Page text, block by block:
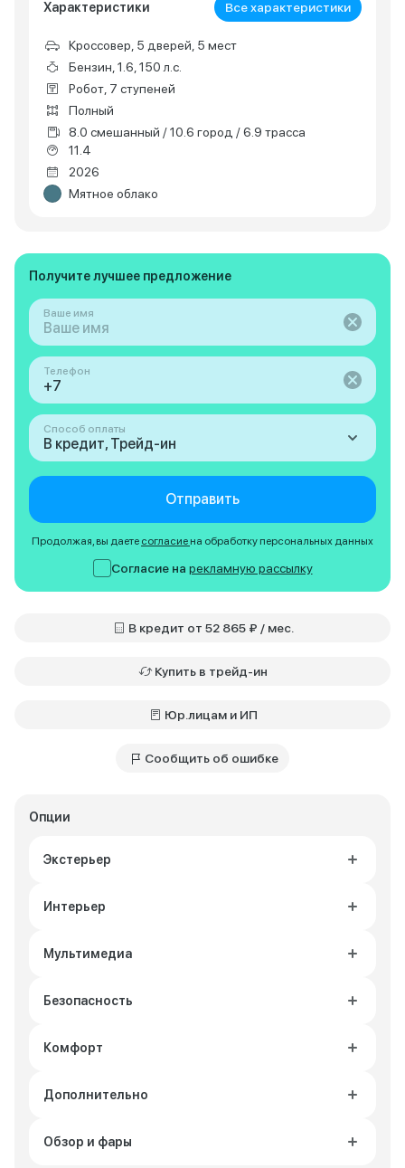
Характеристики Все характеристики
Кроссовер, 5 дверей, 5 мест
Бензин, 1.6, 150 л.с.
Робот, 7 ступеней
Полный
8.0 смешанный / 10.6 город / 6.9 трасса
11.4
2026
Мятное облако
Опции
Экстерьер
Интерьер
Мультимедиа
Безопасность
Комфорт
Дополнительно
Обзор и фары
Получите лучшее предложение
Ваше имя
Телефон
Способ оплаты
В кредит, Трейд-ин
Отправить
Продолжая, вы даете согласие на обработку персональных данных
Согласие на рекламную рассылку
В кредит от 52 865 ₽ / мес.
Купить в трейд-ин
Юр.лицам и ИП
Сообщить об ошибке